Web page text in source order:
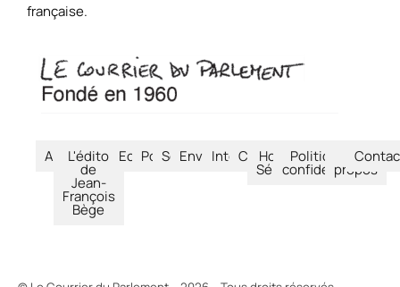
française.
Accueil
L'édito
de
Jean-
François
Bège
Economie
Politique
SociétéEnvironnement
International
CultureHors-
Séries
Politique de
confidentialité
À
propos